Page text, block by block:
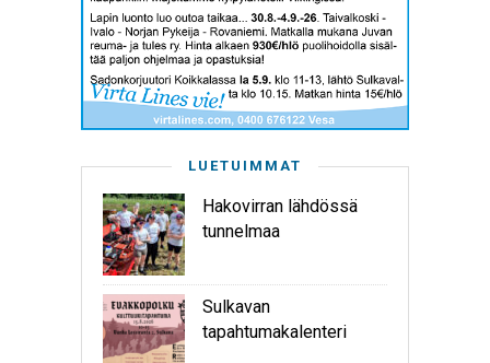
LUETUIMMAT
Hakovirran lähdössä
tunnelmaa
Sulkavan
tapahtumakalenteri